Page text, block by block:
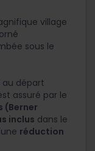
village
sous le
au départ
assuré par le
(Berner
inclus dans le
réduction